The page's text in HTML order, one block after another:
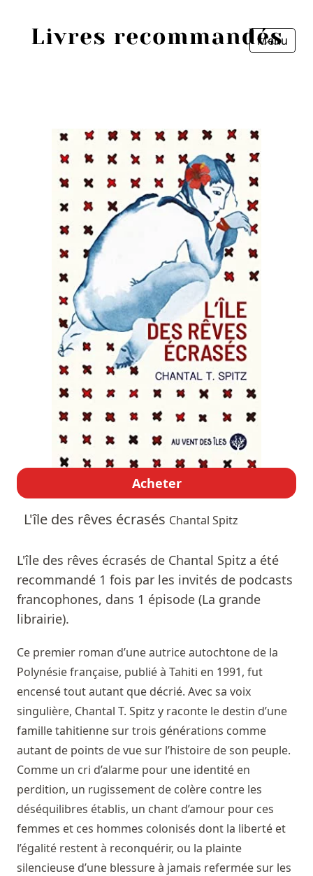
Menu
Acheter
L'île des rêves écrasés Chantal Spitz
L'île des rêves écrasés de Chantal Spitz a été
recommandé 1 fois par les invités de podcasts
francophones, dans 1 épisode (La grande
librairie).
Ce premier roman d’une autrice autochtone de la
Polynésie française, publié à Tahiti en 1991, fut
encensé tout autant que décrié. Avec sa voix
singulière, Chantal T. Spitz y raconte le destin d’une
famille tahitienne sur trois générations comme
autant de points de vue sur l’histoire de son peuple.
Comme un cri d’alarme pour une identité en
perdition, un rugissement de colère contre les
déséquilibres établis, un chant d’amour pour ces
femmes et ces hommes colonisés dont la liberté et
l’égalité restent à reconquérir, ou la plainte
silencieuse d’une blessure à jamais refermée sur les
Sources
Personnes
Livres
Livres les plus recommandés
Prix littéraires
Fermer